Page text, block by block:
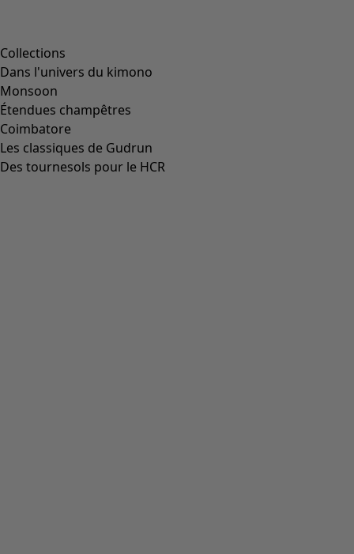
Collections
Dans l'univers du kimono
Monsoon
Étendues champêtres
Coimbatore
Les classiques de Gudrun
Des tournesols pour le HCR